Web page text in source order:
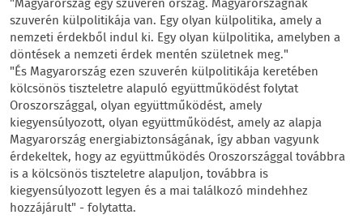
szuverén külpolitikája van. Egy olyan külpolitika, amely a
nemzeti érdekből indul ki. Egy olyan külpolitika, amelyben a
döntések a nemzeti érdek mentén születnek meg."
"És Magyarország ezen szuverén külpolitikája keretében
kölcsönös tiszteletre alapuló együttműködést folytat
Oroszországgal, olyan együttműködést, amely
kiegyensúlyozott, olyan együttműködést, amely az alapja
Magyarország energiabiztonságának, így abban vagyunk
érdekeltek, hogy az együttműködés Oroszországgal továbbra
is a kölcsönös tiszteletre alapuljon, továbbra is
kiegyensúlyozott legyen és a mai találkozó mindehhez
hozzájárult" - folytatta.